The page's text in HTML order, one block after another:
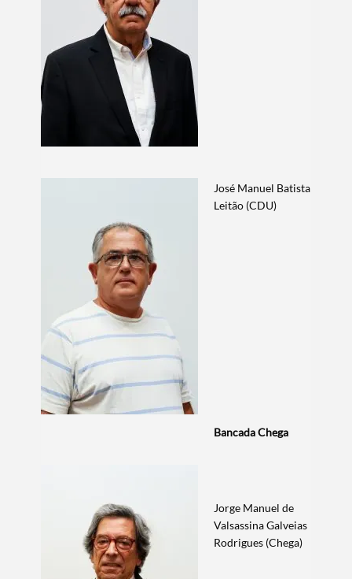
José Manuel Batista
Leitão (CDU)
Bancada Chega
Jorge Manuel de
Valsassina Galveias
Rodrigues (Chega)